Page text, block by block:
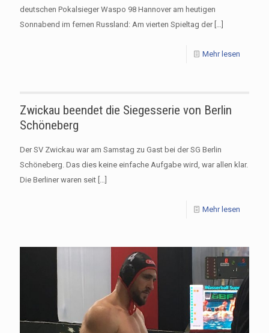
deutschen Pokalsieger Waspo 98 Hannover am heutigen
Sonnabend im fernen Russland: Am vierten Spieltag der[…]
Mehr lesen
Zwickau beendet die Siegesserie von Berlin
Schöneberg
Der SV Zwickau war am Samstag zu Gast bei der SG Berlin
Schöneberg. Das dies keine einfache Aufgabe wird, war allen klar.
Die Berliner waren seit […]
Mehr lesen